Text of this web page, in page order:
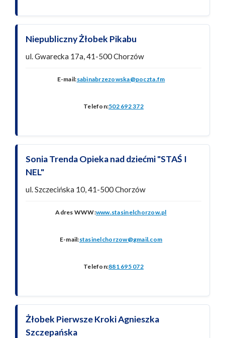
Niepubliczny Żłobek Pikabu
ul. Gwarecka 17a, 41-500 Chorzów
E-mail:sabinabrzezowska@poczta.fm
Telefon:502 692 372
Sonia Trenda Opieka nad dziećmi "STAŚ I
NEL"
ul. Szczecińska 10, 41-500 Chorzów
Adres WWW:www.stasinelchorzow.pl
E-mail:stasinelchorzow@gmail.com
Telefon:881 695 072
Żłobek Pierwsze Kroki Agnieszka
Szczepańska